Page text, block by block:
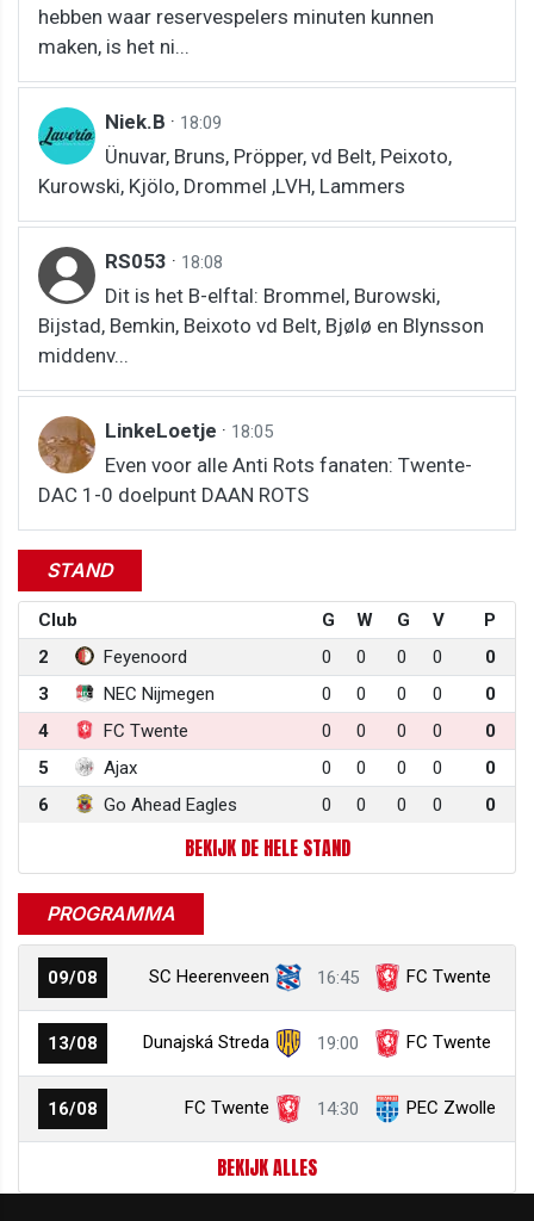
hebben waar reservespelers minuten kunnen
maken, is het ni...
Niek.B · 18:09
Ünuvar, Bruns, Pröpper, vd Belt, Peixoto,
Kurowski, Kjölo, Drommel ,LVH, Lammers
RS053 · 18:08
Dit is het B-elftal: Brommel, Burowski,
Bijstad, Bemkin, Beixoto vd Belt, Bjølø en Blynsson
middenv...
LinkeLoetje · 18:05
Even voor alle Anti Rots fanaten: Twente-
DAC 1-0 doelpunt DAAN ROTS
STAND
Club G W G V
P
2
Feyenoord 0 0 0 0
0
3
NEC Nijmegen 0 0 0 0
0
4
FC Twente 0 0 0 0
0
5
Ajax 0 0 0 0
0
6
Go Ahead Eagles 0 0 0 0 0
BEKIJK DE HELE STAND
PROGRAMMA
09/08 SC Heerenveen 16:45 FC Twente
13/08 Dunajská Streda 19:00 FC Twente
16/08 FC Twente 14:30 PEC Zwolle
BEKIJK ALLES